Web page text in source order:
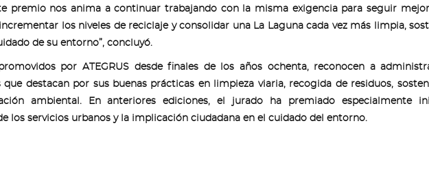
premio nos anima a continuar trabajando con la misma exigencia para seguir
los niveles de reciclaje y consolidar una La Laguna cada vez más limpia,
de su entorno”, concluyó.
por ATEGRUS desde finales de los años ochenta, reconocen a
destacan por sus buenas prácticas en limpieza viaria, recogida de residuos,
ambiental. En anteriores ediciones, el jurado ha premiado especialmente
los servicios urbanos y la implicación ciudadana en el cuidado del entorno.